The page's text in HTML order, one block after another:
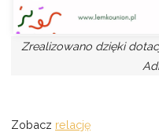
Zrealizowano dzięki
Zobacz relację